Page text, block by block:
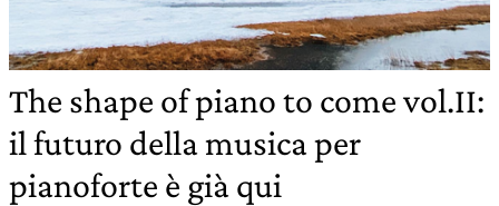
The shape of piano to come vol.II:
il futuro della musica per
pianoforte è già qui